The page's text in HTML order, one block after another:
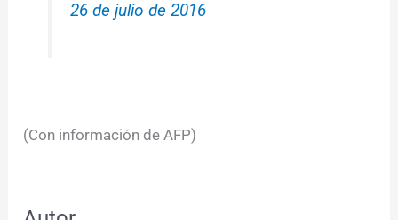
26 de julio de 2016
(Con información de AFP)